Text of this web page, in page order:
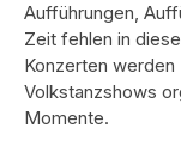
Aufführungen,
Zeit fehlen in
Konzerten
Volkstanzshows
Momente.